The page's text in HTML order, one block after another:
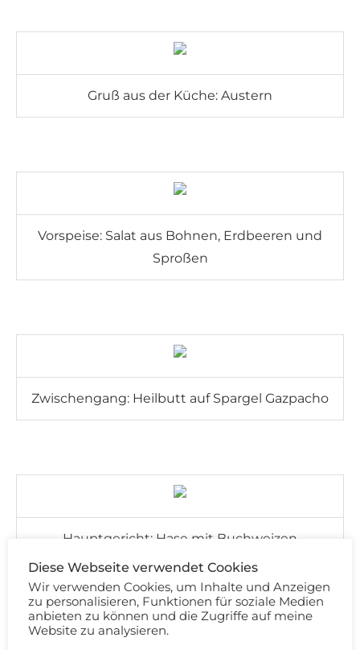
Gruß aus der Küche: Austern
Vorspeise: Salat aus Bohnen, Erdbeeren und
Sproßen
Zwischengang: Heilbutt auf Spargel Gazpacho
Hauptgericht: Hase mit Buchweizen
Diese Webseite verwendet Cookies
Wir verwenden Cookies, um Inhalte und Anzeigen
zu personalisieren, Funktionen für soziale Medien
anbieten zu können und die Zugriffe auf meine
Website zu analysieren.